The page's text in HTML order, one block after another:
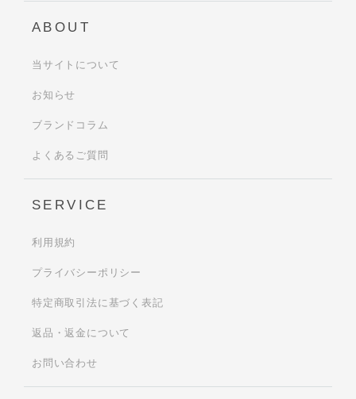
ABOUT
当サイトについて
お知らせ
ブランドコラム
よくあるご質問
SERVICE
利用規約
プライバシーポリシー
特定商取引法に基づく表記
返品・返金について
お問い合わせ